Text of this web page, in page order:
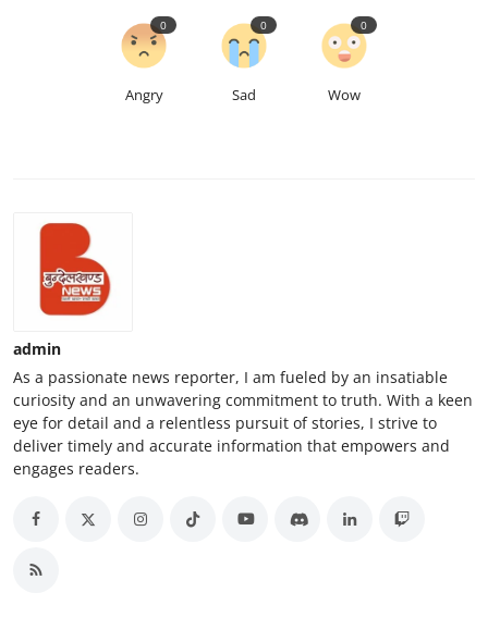
Angry
0
Sad
0
Wow
0
admin
As a passionate news reporter, I am fueled by an insatiable
curiosity and an unwavering commitment to truth. With a keen
eye for detail and a relentless pursuit of stories, I strive to
deliver timely and accurate information that empowers and
engages readers.